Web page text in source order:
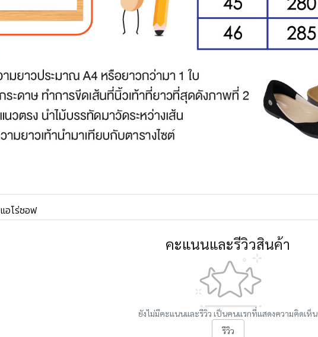
แอโร่ซอฟ
คะแนนและรีวิวสินค้า
ยังไม่มีคะแนนและรีวิว เป็นคนแรกที่แสดงความคิดเห็น
รีวิว